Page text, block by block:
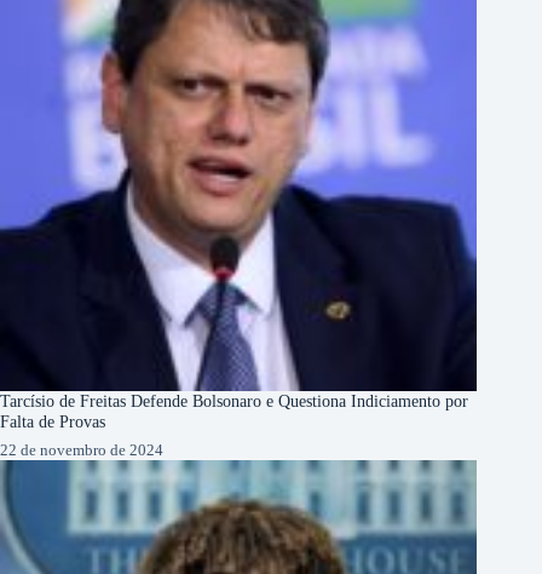
Tarcísio de Freitas Defende Bolsonaro e Questiona Indiciamento por
Falta de Provas
22 de novembro de 2024